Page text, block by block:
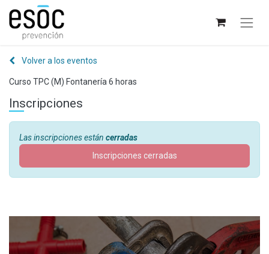
Volver a los eventos
Curso TPC (M) Fontanería 6 horas
Inscripciones
Las inscripciones están cerradas
Inscripciones cerradas